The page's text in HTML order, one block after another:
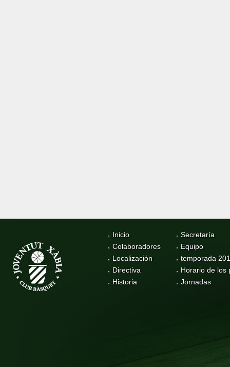
Inicio
Colaboradores
Localización
Directiva
Historia
Secretaría
Equipo
temporada
Horario de los
Jornadas